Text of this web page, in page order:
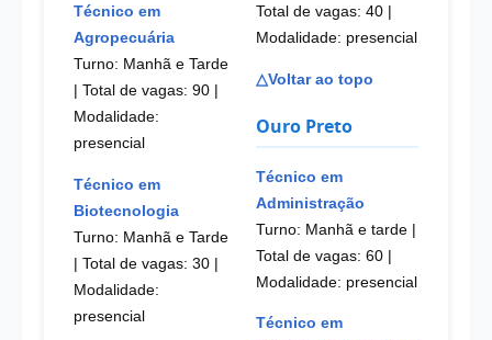
Técnico em
Agropecuária
Turno: Manhã e Tarde
| Total de vagas: 90
Modalidade:
presencial
Técnico em
Biotecnologia
Turno: Manhã e Tarde
| Total de vagas: 30 |
Modalidade:
presencial
Total de vagas: 40
Modalidade: presencial
△Voltar ao topo
Ouro Preto
Técnico em
Administração
Turno: Manhã e tarde |
Total de vagas: 60 |
Modalidade: presencial
Técnico em